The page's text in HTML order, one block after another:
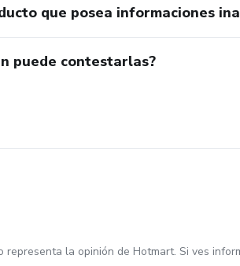
que posea informaciones
puede contestarlas?
la opinión de Hotmart. Si ves